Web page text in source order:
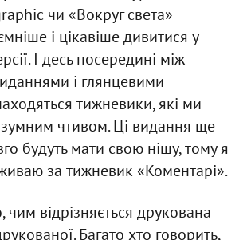
чи «Вокруг света»
і цікавіше дивитися у
І десь посередині між
і глянцевими
тижневики, які ми
чтивом. Ці видання ще
будуть мати свою нішу, тому я
за тижневик «Коментарі».
чим відрізняється друкована
Багато хто говорить,